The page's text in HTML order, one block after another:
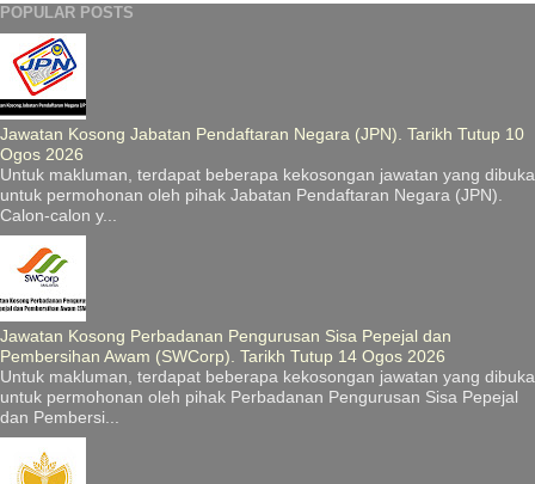
POPULAR POSTS
Jawatan Kosong Jabatan Pendaftaran Negara (JPN). Tarikh Tutup 10
Ogos 2026
Untuk makluman, terdapat beberapa kekosongan jawatan yang dibuka
untuk permohonan oleh pihak Jabatan Pendaftaran Negara (JPN).
Calon-calon y...
Jawatan Kosong Perbadanan Pengurusan Sisa Pepejal dan
Pembersihan Awam (SWCorp). Tarikh Tutup 14 Ogos 2026
Untuk makluman, terdapat beberapa kekosongan jawatan yang dibuka
untuk permohonan oleh pihak Perbadanan Pengurusan Sisa Pepejal
dan Pembersi...